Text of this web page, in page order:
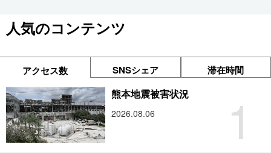
人気のコンテンツ
アクセス数 SNSシェア 滞在時間
1
熊本地震被害状況
2026.08.06